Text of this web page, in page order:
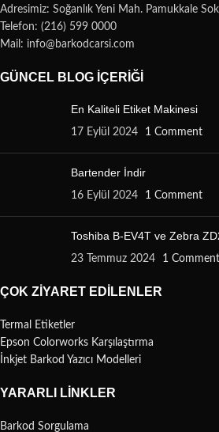
Adresimiz: Soğanlık Yeni Mah. Pamukkale
Telefon: (216) 599 0000
Mail: info@barkodcarsi.com
GÜNCEL BLOG İÇERIĞI
En Kaliteli Etiket Makinesi
17 Eylül 2024 1 Comment
Bartender İndir
16 Eylül 2024 1 Comment
Toshiba B-EV4T ve Zebra
23 Temmuz 2024 1 Comment
ÇOK ZIYARET EDILENLER
Termal Etiketler
Epson Colorworks Karşılaştırma
İnkjet Barkod Yazıcı Modelleri
YARARLI LINKLER
Barkod Sorgulama